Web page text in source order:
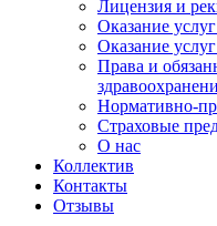
Лицензия и
Оказание
Оказание
Права и
Нормативно-
Страховые
О нас
Коллектив
Контакты
Отзывы